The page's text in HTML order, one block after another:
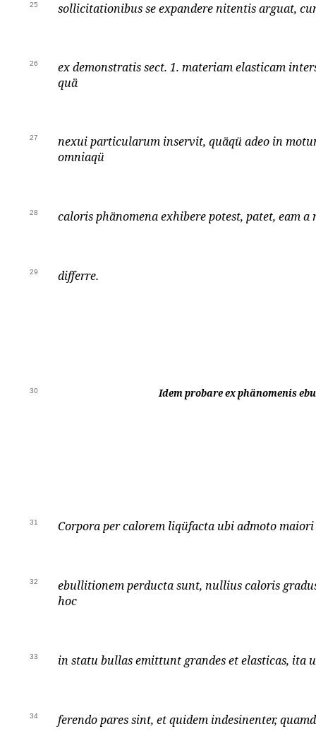
25 sollicitationibus se expandere nitentis arguat,
26
ex demonstratis sect. 1. materiam elasticam
quä
27
nexui particularum inservit, quäqü adeo in
omniaqü
28 caloris phänomena exhibere potest, patet, eam
29 differre.
30 Idem probare ex phänomenis
31 Corpora per calorem liqüfacta ubi admoto
32
ebullitionem perducta sunt, nullius caloris
hoc
33 in statu bullas emittunt grandes et elasticas, ita
34 ferendo pares sint, et quidem indesinenter,